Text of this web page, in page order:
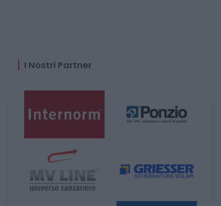
I Nostri Partner